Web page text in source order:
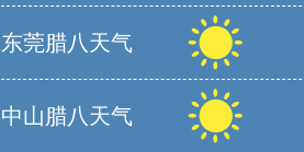
东莞腊八天气
中山腊八天气